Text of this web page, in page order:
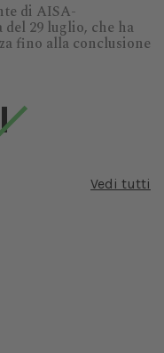
di AISA-
del 29 luglio, che ha
fino alla conclusione
Vedi tutti